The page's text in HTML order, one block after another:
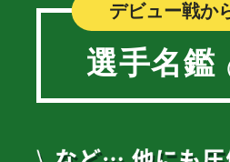
デビュー戦か
選手名鑑